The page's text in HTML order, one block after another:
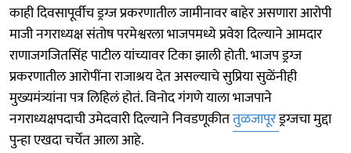
काही दिवसापूर्वीच ड्रग्ज प्रकरणातील जामीनावर बाहेर असणारा आरोपी
माजी नगराध्यक्ष संतोष परमेश्वरला भाजपमध्ये प्रवेश दिल्याने आमदार
राणाजगजितसिंह पाटील यांच्यावर टिका झाली होती. भाजप ड्रग्ज
प्रकरणातील आरोपींना राजाश्रय देत असल्याचे सुप्रिया सुळेंनीही
मुख्यमंत्र्यांना पत्र लिहिलं होतं. विनोद गंगणे याला भाजपाने
नगराध्यक्षपदाची उमेदवारी दिल्याने निवडणूकीततुळजापूरड्रग्जचा मुद्दा
पुन्हा एखदा चर्चेत आला आहे.